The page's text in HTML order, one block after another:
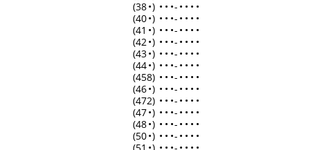
(38•) • • •- • • • •
(40•) • • •- • • • •
(41 •) • • •- • • • •
(42•) • • •- • • • •
(43•) • • •- • • • •
(44•) • • •- • • • •
(458) • • •- • • • •
(46•) • • •- • • • •
(472) • • •- • • • •
(47•) • • •- • • • •
(48•) • • •- • • • •
(50•) • • •- • • • •